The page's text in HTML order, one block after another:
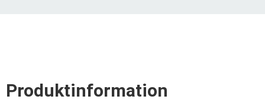
Produktinformation